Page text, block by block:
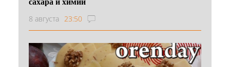
8 августа 23:50